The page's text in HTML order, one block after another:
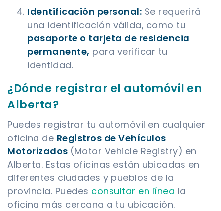
Identificación personal: Se requerirá
una identificación válida, como tu
pasaporte o tarjeta de residencia
permanente, para verificar tu
identidad.
¿Dónde registrar el automóvil en
Alberta?
Puedes registrar tu automóvil en cualquier
oficina de Registros de Vehículos
Motorizados (Motor Vehicle Registry) en
Alberta. Estas oficinas están ubicadas en
diferentes ciudades y pueblos de la
provincia. Puedes consultar en línea la
oficina más cercana a tu ubicación.